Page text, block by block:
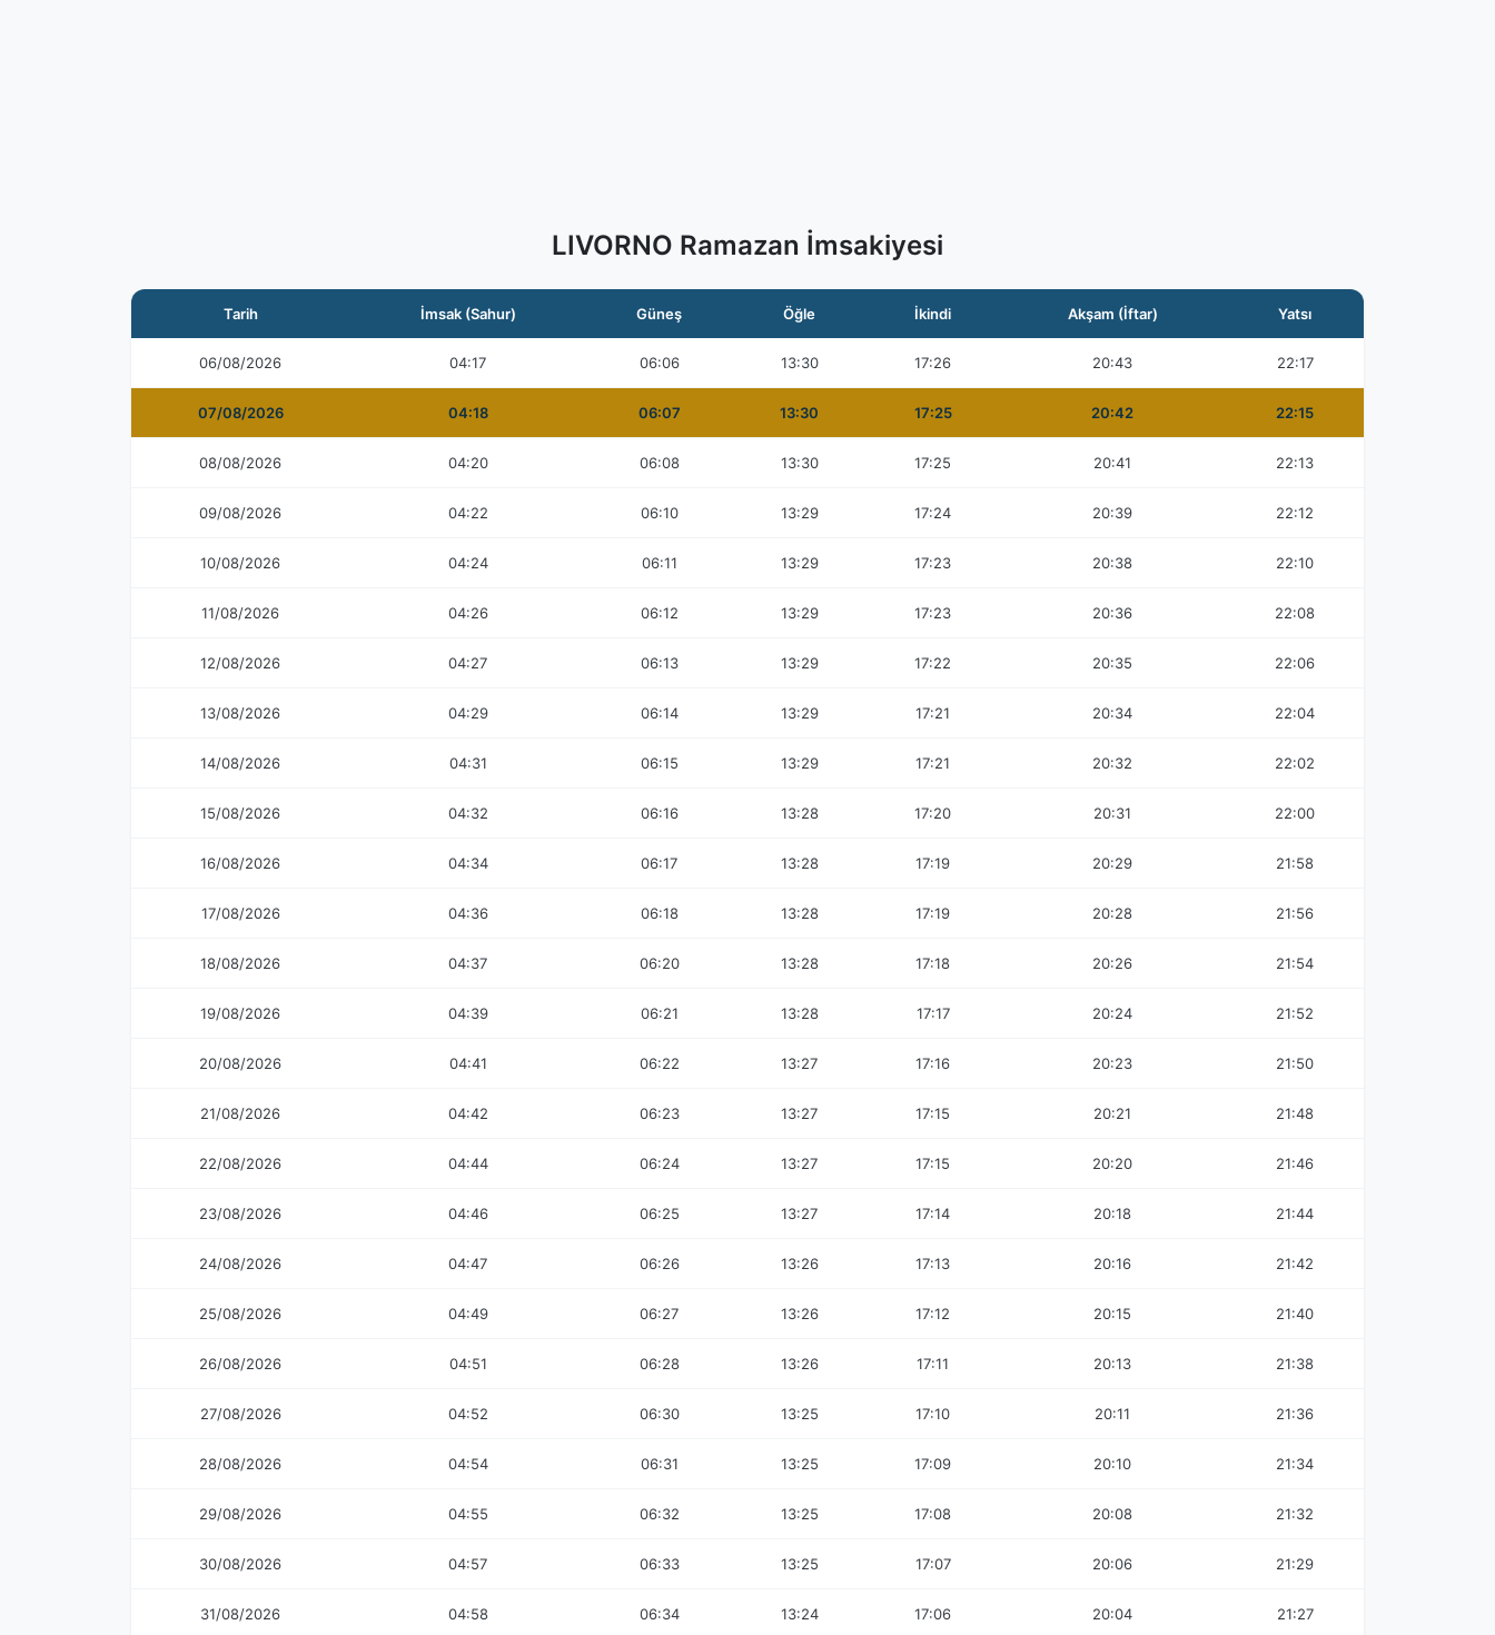
LIVORNO Ramazan İmsakiyesi
Tarih İmsak (Sahur) Güneş Öğle İkindi Akşam (İftar) Yatsı
06/08/2026 04:17 06:06 13:30 17:26 20:43 22:17
07/08/2026 04:18 06:07 13:30 17:25 20:42 22:15
08/08/2026 04:20 06:08 13:30 17:25 20:41 22:13
09/08/2026 04:22 06:10 13:29 17:24 20:39 22:12
10/08/2026 04:24 06:11 13:29 17:23 20:38 22:10
11/08/2026 04:26 06:12 13:29 17:23 20:36 22:08
12/08/2026 04:27 06:13 13:29 17:22 20:35 22:06
13/08/2026 04:29 06:14 13:29 17:21 20:34 22:04
14/08/2026 04:31 06:15 13:29 17:21 20:32 22:02
15/08/2026 04:32 06:16 13:28 17:20 20:31 22:00
16/08/2026 04:34 06:17 13:28 17:19 20:29 21:58
17/08/2026 04:36 06:18 13:28 17:19 20:28 21:56
18/08/2026 04:37 06:20 13:28 17:18 20:26 21:54
19/08/2026 04:39 06:21 13:28 17:17 20:24 21:52
20/08/2026 04:41 06:22 13:27 17:16 20:23 21:50
21/08/2026 04:42 06:23 13:27 17:15 20:21 21:48
22/08/2026 04:44 06:24 13:27 17:15 20:20 21:46
23/08/2026 04:46 06:25 13:27 17:14 20:18 21:44
24/08/2026 04:47 06:26 13:26 17:13 20:16 21:42
25/08/2026 04:49 06:27 13:26 17:12 20:15 21:40
26/08/2026 04:51 06:28 13:26 17:11 20:13 21:38
27/08/2026 04:52 06:30 13:25 17:10 20:11 21:36
28/08/2026 04:54 06:31 13:25 17:09 20:10 21:34
29/08/2026 04:55 06:32 13:25 17:08 20:08 21:32
30/08/2026 04:57 06:33 13:25 17:07 20:06 21:29
31/08/2026 04:58 06:34 13:24 17:06 20:04 21:27